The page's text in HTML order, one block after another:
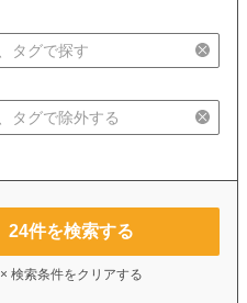
24件を検索する
× 検索条件をクリアする